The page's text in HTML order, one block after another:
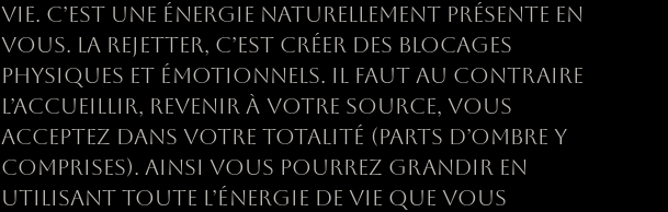
VIE. C’EST UNE ÉNERGIE NATURELLEMENT PRÉSENTE EN
VOUS. LA REJETTER, C’EST CRÉER DES BLOCAGES
PHYSIQUES ET ÉMOTIONNELS. IL FAUT AU CONTRAIRE
L’ACCUEILLIR, REVENIR À VOTRE SOURCE, VOUS
ACCEPTEZ DANS VOTRE TOTALITÉ (PARTS D’OMBRE Y
COMPRISES). AINSI VOUS POURREZ GRANDIR EN
UTILISANT TOUTE L’ÉNERGIE DE VIE QUE VOUS